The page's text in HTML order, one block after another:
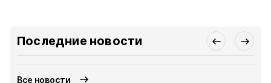
Последние новости
Все новости